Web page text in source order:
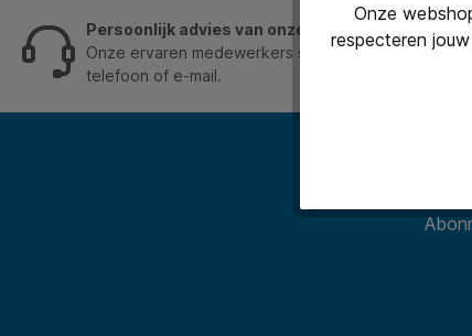
Persoonlijk advies van onze klantenservice
Onze ervaren medewerkers staan je graag op
telefoon of e-mail.
Onze
respecteren